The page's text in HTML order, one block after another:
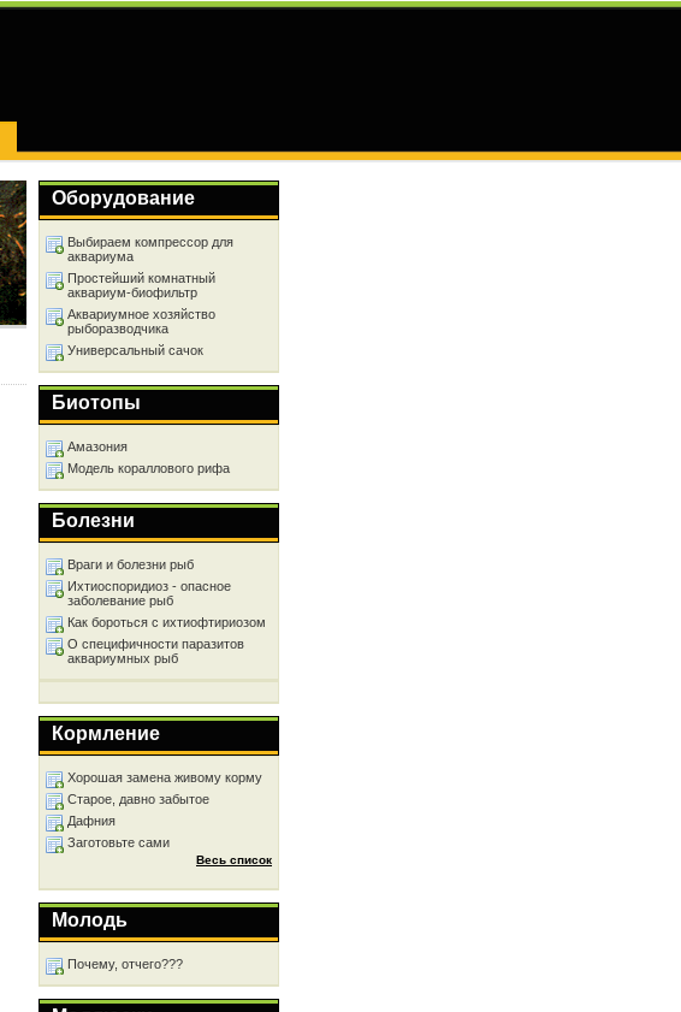
Оборудование
Выбираем компрессор для
аквариума
Простейший комнатный
аквариум-биофильтр
Аквариумное хозяйство
рыборазводчика
Универсальный сачок
Биотопы
Амазония
Модель кораллового рифа
Болезни
Враги и болезни рыб
Ихтиоспоридиоз - опасное
заболевание рыб
Как бороться с ихтиофтириозом
О специфичности паразитов
аквариумных рыб
Кормление
Хорошая замена живому корму
Старое, давно забытое
Дафния
Заготовьте сами
Весь список
Молодь
Почему, отчего???